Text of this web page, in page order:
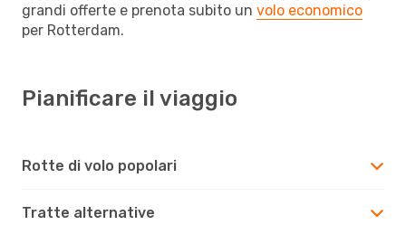
grandi offerte e prenota subito un volo economico
per Rotterdam.
Pianificare il viaggio
Rotte di volo popolari
Tratte alternative